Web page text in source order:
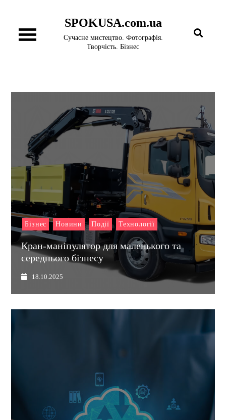
вмісту
SPOKUSA.com.ua
Сучасне мистецтво. Фотографія.
Творчість. Бізнес
Бізнес Новини Події Технології
Кран-маніпулятор для маленького та
середнього бізнесу
18.10.2025